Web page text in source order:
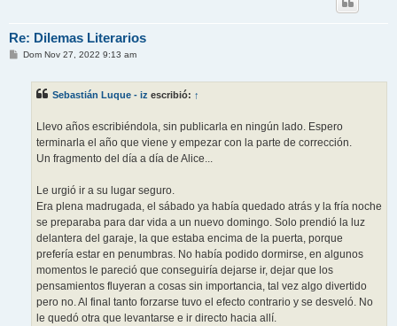
Re: Dilemas Literarios
MDom Nov 27, 2022 9:13 am
Sebastián Luque - iz escribió: ↑
Llevo años escribiéndola, sin publicarla en ningún lado. Espero
terminarla el año que viene y empezar con la parte de corrección.
Un fragmento del día a día de Alice...
Le urgió ir a su lugar seguro.
Era plena madrugada, el sábado ya había quedado atrás y la fría noche
se preparaba para dar vida a un nuevo domingo. Solo prendió la luz
delantera del garaje, la que estaba encima de la puerta, porque
prefería estar en penumbras. No había podido dormirse, en algunos
momentos le pareció que conseguiría dejarse ir, dejar que los
pensamientos fluyeran a cosas sin importancia, tal vez algo divertido
pero no. Al final tanto forzarse tuvo el efecto contrario y se desveló. No
le quedó otra que levantarse e ir directo hacia allí.